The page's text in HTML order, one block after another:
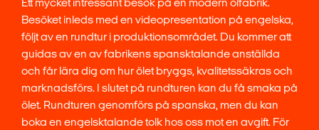
Ett mycket intressant besök på en modern ölfabrik.
Besöket inleds med en videopresentation på engelska,
följt av en rundtur i produktionsområdet. Du kommer att
guidas av en av fabrikens spansktalande anställda
och får lära dig om hur ölet bryggs, kvalitetssäkras och
marknadsförs. I slutet på rundturen kan du få smaka på
ölet. Rundturen genomförs på spanska, men du kan
boka en engelsktalande tolk hos oss mot en avgift. För